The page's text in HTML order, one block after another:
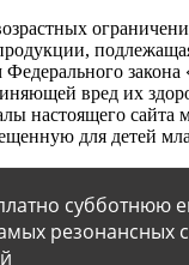
закона
вред их
настоящего сайта
для детей
субботнюю
резонансных